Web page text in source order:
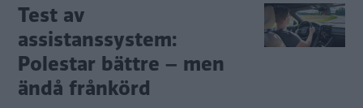
Test av
assistanssystem:
Polestar bättre – men
ändå frånkörd